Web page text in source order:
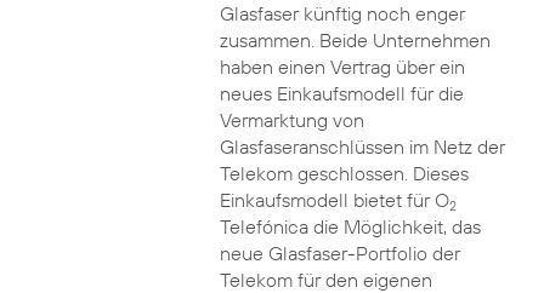
Glasfaser künftig noch enger
zusammen. Beide Unternehmen
haben einen Vertrag über ein
neues Einkaufsmodell für die
Vermarktung von
Glasfaseranschlüssen im Netz der
Telekom geschlossen. Dieses
Einkaufsmodell bietet für O2
Telefónica die Möglichkeit, das
neue Glasfaser-Portfolio der
Telekom für den eigenen